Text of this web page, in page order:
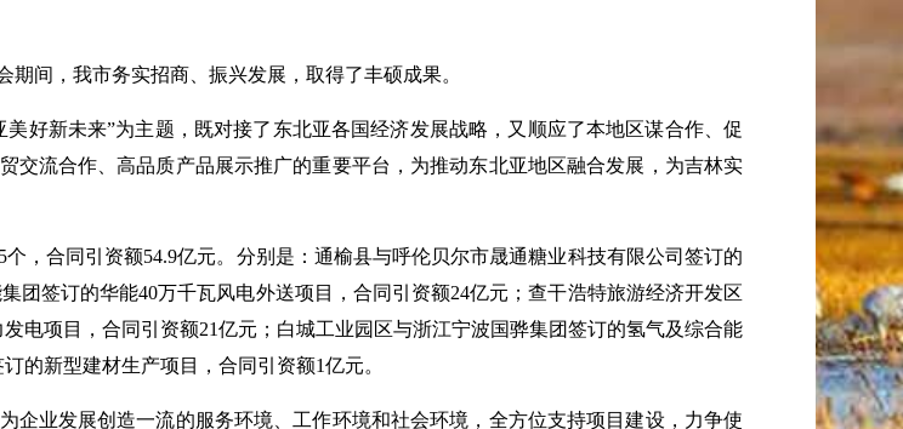
间，我市务实招商、振兴发展，取得了丰硕成果。
好新未来”为主题，既对接了东北亚各国经济发展战略，又顺应了本地区谋合作、促
交流合作、高品质产品展示推广的重要平台，为推动东北亚地区融合发展，为吉林实
5个，合同引资额54.9亿元。分别是：通榆县与呼伦贝尔市晟通糖业科技有限公司签订的
团签订的华能40万千瓦风电外送项目，合同引资额24亿元；查干浩特旅游经济开发区
电项目，合同引资额21亿元；白城工业园区与浙江宁波国骅集团签订的氢气及综合能
的新型建材生产项目，合同引资额1亿元。
企业发展创造一流的服务环境、工作环境和社会环境，全方位支持项目建设，力争使